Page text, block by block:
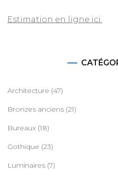
Estimation en ligne ici.
Architecture (47)
Bronzes anciens (21)
Bureaux (18)
Gothique (23)
Luminaires (7)